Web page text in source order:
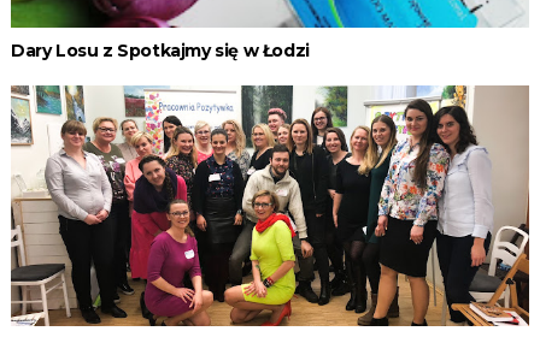
Dary Losu z Spotkajmy się w Łodzi